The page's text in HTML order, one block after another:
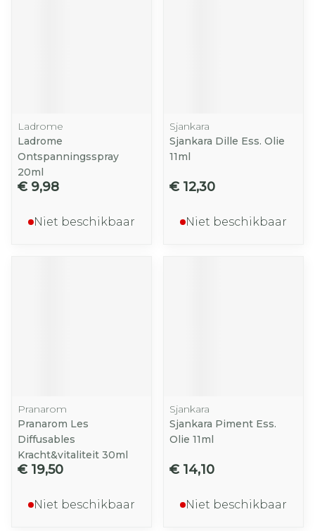
Ladrome
Ladrome
Ontspanningsspray
20ml
€ 9,98
Niet beschikbaar
Sjankara
Sjankara Dille Ess. Olie
11ml
€ 12,30
Niet beschikbaar
Pranarom
Pranarom Les
Diffusables
Kracht&vitaliteit 30ml
€ 19,50
Niet beschikbaar
Sjankara
Sjankara Piment Ess.
Olie 11ml
€ 14,10
Niet beschikbaar